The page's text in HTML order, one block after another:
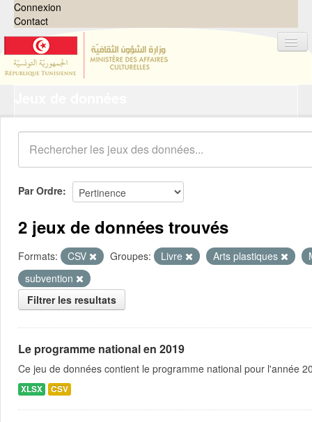
Connexion
Contact
Organisations
Groupes
Demandes 0
À propos
Par Ordre
2 jeux de données trouvés
Formats: CSV Groupes: Livre Arts plastiques
subvention
Filtrer les resultats
Le programme national en 2019
Ce jeu de données contient le programme national pour l'année
XLSX CSV